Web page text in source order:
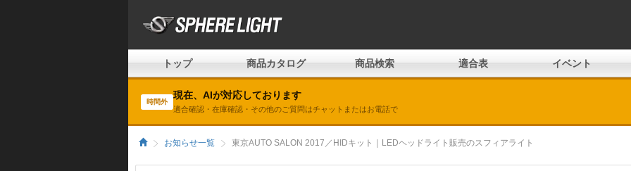
トップ 商品カタログ 商品検索 適合表 イベント
時間外
現在、AIが対応しております
適合確認・在庫確認・その他のご質問はチャットまたはお電話で
お知らせ一覧 東京AUTO SALON 2017／HIDキット｜LEDヘッドライト販売のスフィアライト